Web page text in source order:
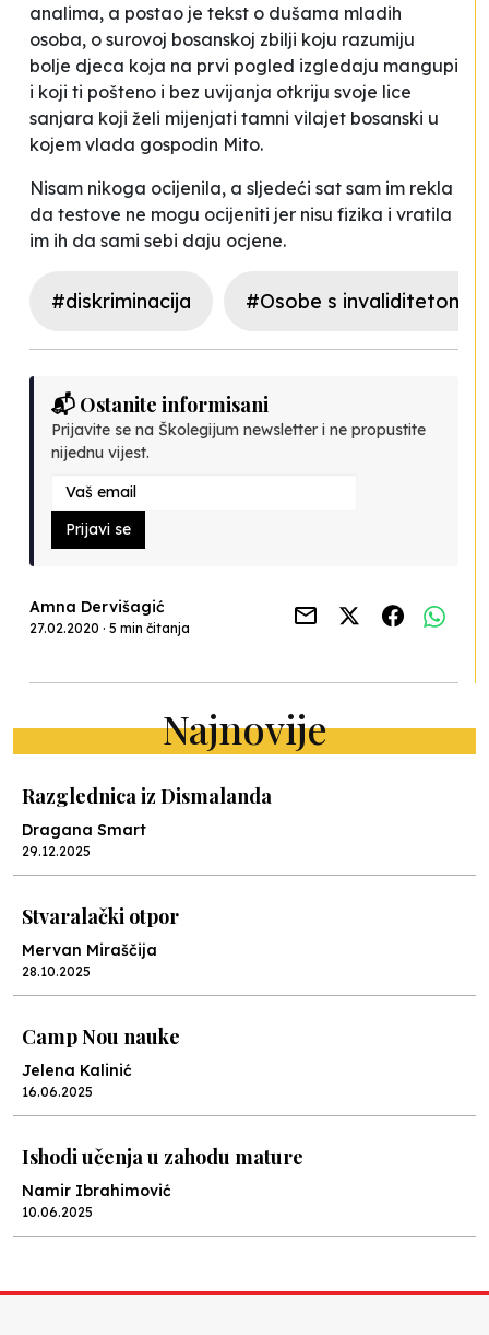
analima, a postao je tekst o dušama mladih
osoba, o surovoj bosanskoj zbilji koju razumiju
bolje djeca koja na prvi pogled izgledaju mangupi
i koji ti pošteno i bez uvijanja otkriju svoje lice
sanjara koji želi mijenjati tamni vilajet bosanski u
kojem vlada gospodin Mito.
Nisam nikoga ocijenila, a sljedeći sat sam im rekla
da testove ne mogu ocijeniti jer nisu fizika i vratila
im ih da sami sebi daju ocjene.
#diskriminacija #Osobe s invaliditetom
📬 Ostanite informisani
Prijavite se na Školegijum newsletter i ne propustite
nijednu vijest.
Prijavi se
Amna Dervišagić
27.02.2020 · 5 min čitanja
Najnovije
Razglednica iz Dismalanda
Dragana Smart
29.12.2025
Stvaralački otpor
Mervan Miraščija
28.10.2025
Camp Nou nauke
Jelena Kalinić
16.06.2025
Ishodi učenja u zahodu mature
Namir Ibrahimović
10.06.2025